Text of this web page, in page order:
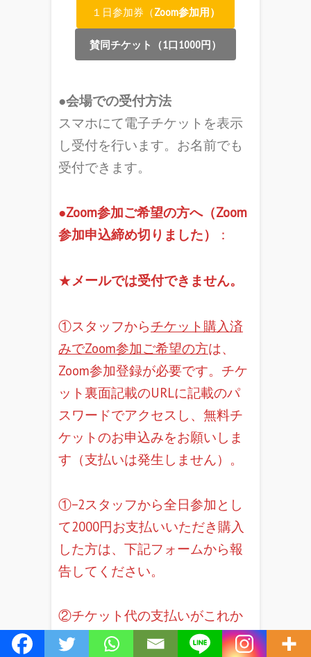
１日参加券（Zoom参加用）
賛同チケット（1口1000円）
●会場での受付方法
スマホにて電子チケットを表示
し受付を行います。お名前でも
受付できます。
●Zoom参加ご希望の方へ（Zoom
参加申込締め切りました）
：
★メールでは受付できません。
①スタッフからチケット購入済
みでZoom参加ご希望の方は、
Zoom参加登録が必要です。チケ
ット裏面記載のURLに記載のパ
スワードでアクセスし、無料チ
ケットのお申込みをお願いしま
す（支払いは発生しません）。
①−2スタッフから全日参加とし
て2000円お支払いいただき購入
した方は、下記フォームから報
告してください。
②チケット代の支払いがこれか
らの方は、上にある黄色のボタ